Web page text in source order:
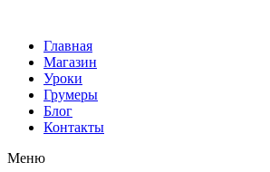
Главная
Магазин
Уроки
Грумеры
Блог
Контакты
Меню